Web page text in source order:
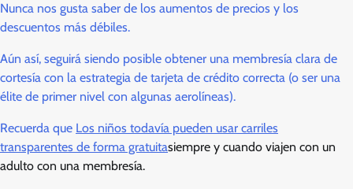
Nunca nos gusta saber de los aumentos de precios y los
descuentos más débiles.
Aún así, seguirá siendo posible obtener una membresía clara de
cortesía con la estrategia de tarjeta de crédito correcta (o ser una
élite de primer nivel con algunas aerolíneas).
Recuerda que Los niños todavía pueden usar carriles
transparentes de forma gratuitasiempre y cuando viajen con un
adulto con una membresía.